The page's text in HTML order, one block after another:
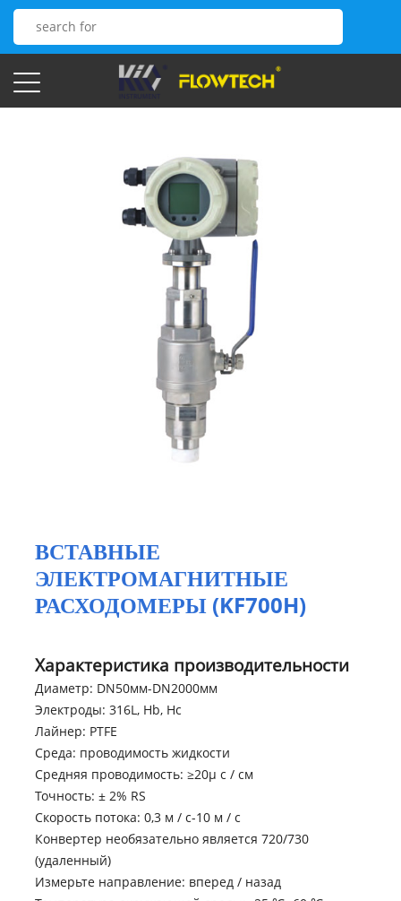
ВСТАВНЫЕ
ЭЛЕКТРОМАГНИТНЫЕ
РАСХОДОМЕРЫ (KF700H)
Характеристика производительности
Диаметр: DN50мм-DN2000мм
Электроды: 316L, Hb, Hc
Лайнер: PTFE
Среда: проводимость жидкости
Средняя проводимость: ≥20μ с / см
Точность: ± 2% RS
Скорость потока: 0,3 м / с-10 м / с
Конвертер необязательно является 720/730
(удаленный)
Измерьте направление: вперед / назад